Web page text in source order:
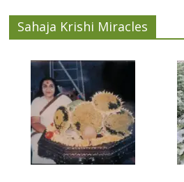
Sahaja Krishi Miracles